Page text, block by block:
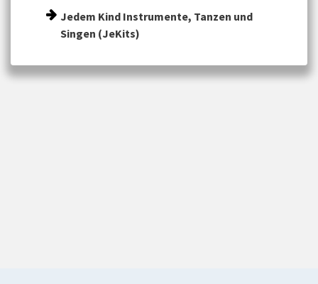
Jedem Kind Instrumente, Tanzen und
Singen (JeKits)